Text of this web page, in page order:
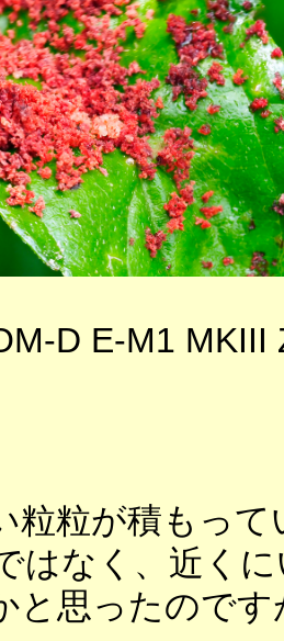
D E-M1 MKIII
粒粒が積もって
はなく、近く
と思ったので